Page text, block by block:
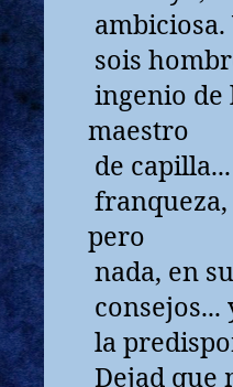
sois
ingenio de
maestro
de
pero
nada, en
la
Dejad que